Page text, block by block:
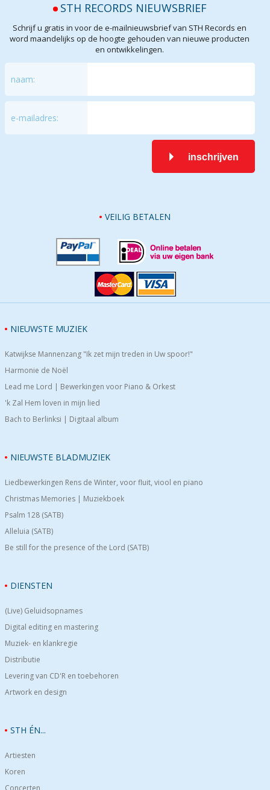
STH RECORDS NIEUWSBRIEF
Schrijf u gratis in voor de e-mailnieuwsbrief van STH Records en
word maandelijks op de hoogte gehouden van nieuwe producten
en ontwikkelingen.
naam:
e-mailadres:
inschrijven
VEILIG BETALEN
NIEUWSTE MUZIEK
Katwijkse Mannenzang "Ik zet mijn treden in Uw spoor!"
Harmonie de Noël
Lead me Lord | Bewerkingen voor Piano & Orkest
'k Zal Hem loven in mijn lied
Bach to Berlinksi | Digitaal album
NIEUWSTE BLADMUZIEK
Liedbewerkingen Rens de Winter, voor fluit, viool en piano
Christmas Memories | Muziekboek
Psalm 128 (SATB)
Alleluia (SATB)
Be still for the presence of the Lord (SATB)
DIENSTEN
(Live) Geluidsopnames
Digital editing en mastering
Muziek- en klankregie
Distributie
Levering van CD'R en toebehoren
Artwork en design
STH ÉN...
Artiesten
Koren
Concerten